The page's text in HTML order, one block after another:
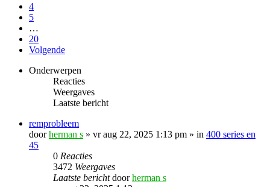
4
5
…
20
Volgende
Onderwerpen
Reacties
Weergaves
Laatste bericht
remprobleem
doorherman s » vr aug 22, 2025 1:13 pm » in 400 series en
45
0 Reacties
3472 Weergaves
Laatste berichtdoorherman s